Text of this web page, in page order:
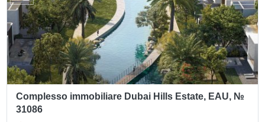
Complesso immobiliare Dubai Hills Estate, EAU, №
31086